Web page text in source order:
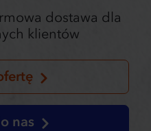
dostawa dla
klientów
nas